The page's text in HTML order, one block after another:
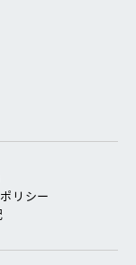
リシー